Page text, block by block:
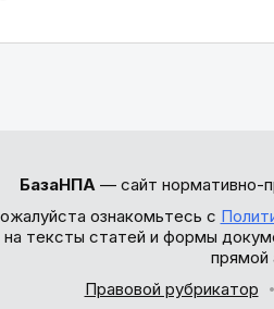
БазаНПА— сайт нормативно-
ознакомьтесь с
тексты статей и формы
прямой
Правовой рубрикатор